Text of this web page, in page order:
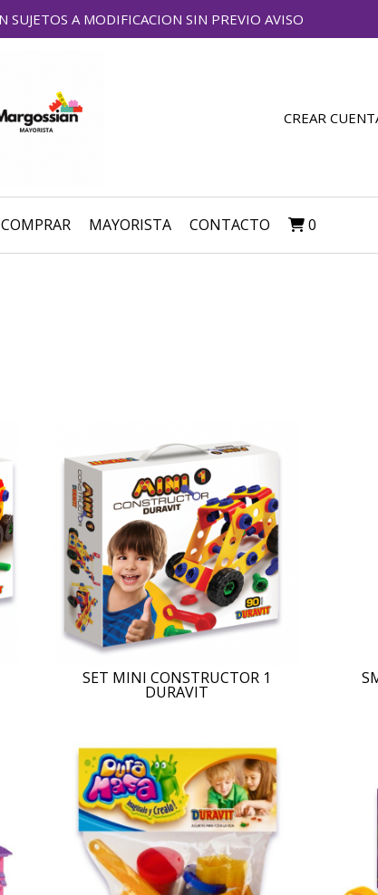
SUJETOS A MODIFICACION SIN PREVIO AVISO
CREAR
MAYORISTA CONTACTO 0
SET MINI CONSTRUCTOR 1
DURAVIT